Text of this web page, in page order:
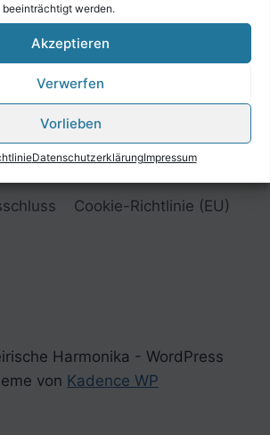
werden.
Akzeptieren
Verwerfen
Vorlieben
DatenschutzerklärungImpressum
Cookie-Richtlinie (EU)
Harmonika - WordPress
von Kadence WP